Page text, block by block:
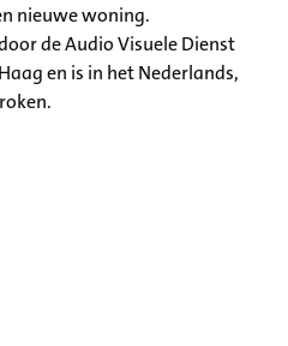
nieuwe woning.
de Audio Visuele Dienst
en is in het Nederlands,